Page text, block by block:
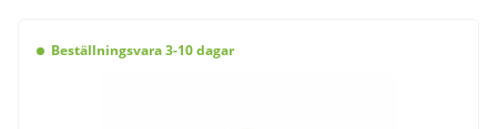
Beställningsvara 3-10 dagar